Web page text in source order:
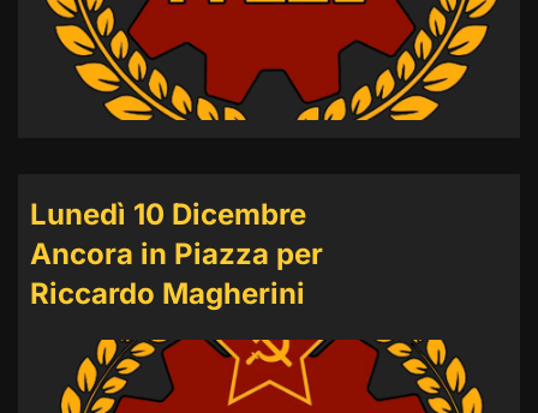
Lunedì 10 Dicembre
Ancora in Piazza per
Riccardo Magherini